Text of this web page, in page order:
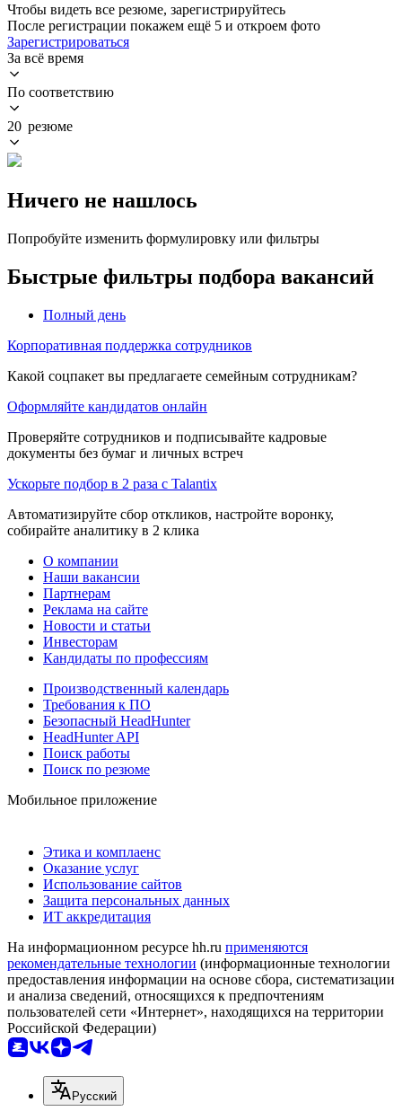
Чтобы видеть все резюме, зарегистрируйтесь
После регистрации покажем ещё 5 и откроем фото
Зарегистрироваться
За всё время
По соответствию
20 резюме
Ничего не нашлось
Попробуйте изменить формулировку или фильтры
Быстрые фильтры подбора вакансий
Полный день
Корпоративная поддержка сотрудников
Какой соцпакет вы предлагаете семейным сотрудникам?
Оформляйте кандидатов онлайн
Проверяйте сотрудников и подписывайте кадровые
документы без бумаг и личных встреч
Ускорьте подбор в 2 раза с Talantix
Автоматизируйте сбор откликов, настройте воронку,
собирайте аналитику в 2 клика
О компании
Наши вакансии
Партнерам
Реклама на сайте
Новости и статьи
Инвесторам
Кандидаты по профессиям
Производственный календарь
Требования к ПО
Безопасный HeadHunter
HeadHunter API
Поиск работы
Поиск по резюме
Мобильное приложение
Этика и комплаенс
Оказание услуг
Использование сайтов
Защита персональных данных
ИТ аккредитация
На информационном ресурсе hh.ru применяются
рекомендательные технологии (информационные технологии
предоставления информации на основе сбора, систематизации
и анализа сведений, относящихся к предпочтениям
пользователей сети «Интернет», находящихся на территории
Российской Федерации)
Русский